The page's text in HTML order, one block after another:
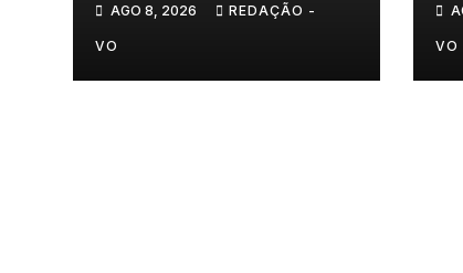
AGO 8, 2026 REDAÇÃO -
VO VO